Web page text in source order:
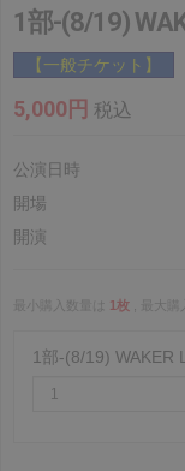
1部-(8/19)
【一般チケット】
5,000円 税込
公演日時
開場
開演
最小購入数量は 1枚 , 最大購
1部-(8/19) WAKER